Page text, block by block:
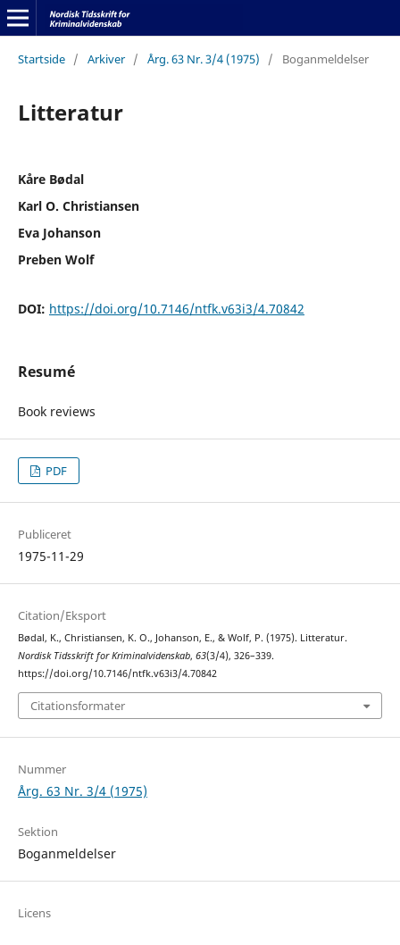
Startside / Arkiver / Årg. 63 Nr. 3/4 (1975) / Boganmeldelser
Litteratur
Kåre Bødal
Karl O. Christiansen
Eva Johanson
Preben Wolf
DOI: https://doi.org/10.7146/ntfk.v63i3/4.70842
Resumé
Book reviews
PDF
Publiceret
1975-11-29
Citation/Eksport
Bødal, K., Christiansen, K. O., Johanson, E., & Wolf, P. (1975). Litteratur.
Nordisk Tidsskrift for Kriminalvidenskab, 63(3/4), 326–339.
https://doi.org/10.7146/ntfk.v63i3/4.70842
Citationsformater
Nummer
Årg. 63 Nr. 3/4 (1975)
Sektion
Boganmeldelser
Licens